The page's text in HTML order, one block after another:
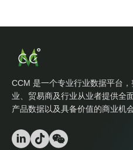
CCM 是一个专业行业数据平台
业、贸易商及行业从业者提供全
产品数据以及具备价值的商业机会